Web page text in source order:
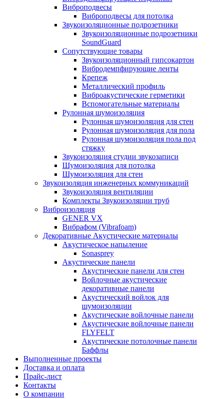
Виброподвесы
Виброподвесы для потолка
Звукоизоляционные подрозетники
Звукоизоляционные подрозетники
SoundGuard
Сопутствующие товары
Звукоизоляционный гипсокартон
Вибродемпфирующие ленты
Крепеж
Металлический профиль
Виброакустические герметики
Вспомогательные материалы
Рулонная шумоизоляция
Рулонная шумоизоляция для стен
Рулонная шумоизоляция для пола
Рулонная шумоизоляция пола под
стяжку
Звукоизоляция студии звукозаписи
Шумоизоляция для потолка
Шумоизоляция для стен
Звукоизоляция инженерных коммуникаций
Звукоизоляция вентиляции
Комплекты Звукоизоляции труб
Виброизоляция
GENER VX
Вибрафом (Vibrafoam)
Декоративные Акустические материалы
Акустическое напыление
Sonasprey
Акустические панели
Акустические панели для стен
Войлочные акустические
декоративные панели
Акустический войлок для
шумоизоляции
Акустические войлочные панели
Акустические войлочные панели
FLYFELT
Акустические потолочные панели
Баффлы
Выполненные проекты
Доставка и оплата
Прайс-лист
Контакты
О компании